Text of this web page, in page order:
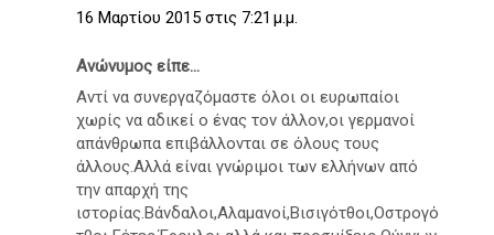
16 Μαρτίου 2015 στις 7:21 μ.μ.
Ανώνυμος είπε...
Αντί να συνεργαζόμαστε όλοι οι ευρωπαίοι
χωρίς να αδικεί ο ένας τον άλλον,οι γερμανοί
απάνθρωπα επιβάλλονται σε όλους τους
άλλους.Αλλά είναι γνώριμοι των ελλήνων από
την απαρχή της
ιστορίας.Βάνδαλοι,Αλαμανοί,Βισιγότθοι,Οστρογό